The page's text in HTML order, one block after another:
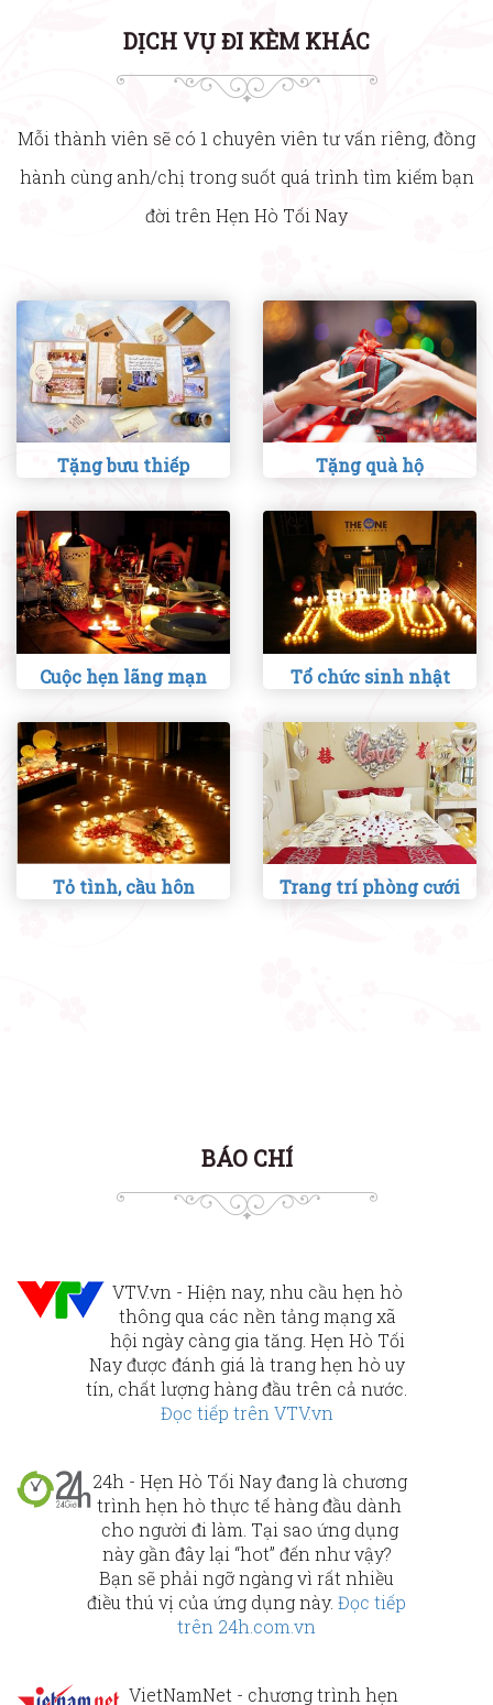
DỊCH VỤ ĐI KÈM KHÁC
Mỗi thành viên sẽ có 1 chuyên viên tư vấn riêng, đồng
hành cùng anh/chị trong suốt quá trình tìm kiếm bạn
đời trên Hẹn Hò Tối Nay
Tặng bưu thiếp Tặng quà hộ
Cuộc hẹn lãng mạn Tổ chức sinh nhật
Tỏ tình, cầu hôn Trang trí phòng cưới
BÁO CHÍ
VTV.vn - Hiện nay, nhu cầu hẹn hò
thông qua các nền tảng mạng xã
hội ngày càng gia tăng. Hẹn Hò Tối
Nay được đánh giá là trang hẹn hò uy
tín, chất lượng hàng đầu trên cả nước.
Đọc tiếp trên VTV.vn
24h - Hẹn Hò Tối Nay đang là chương
trình hẹn hò thực tế hàng đầu dành
cho người đi làm. Tại sao ứng dụng
này gần đây lại “hot” đến như vậy?
Bạn sẽ phải ngỡ ngàng vì rất nhiều
điều thú vị của ứng dụng này. Đọc tiếp
trên 24h.com.vn
VietNamNet - chương trình hẹn